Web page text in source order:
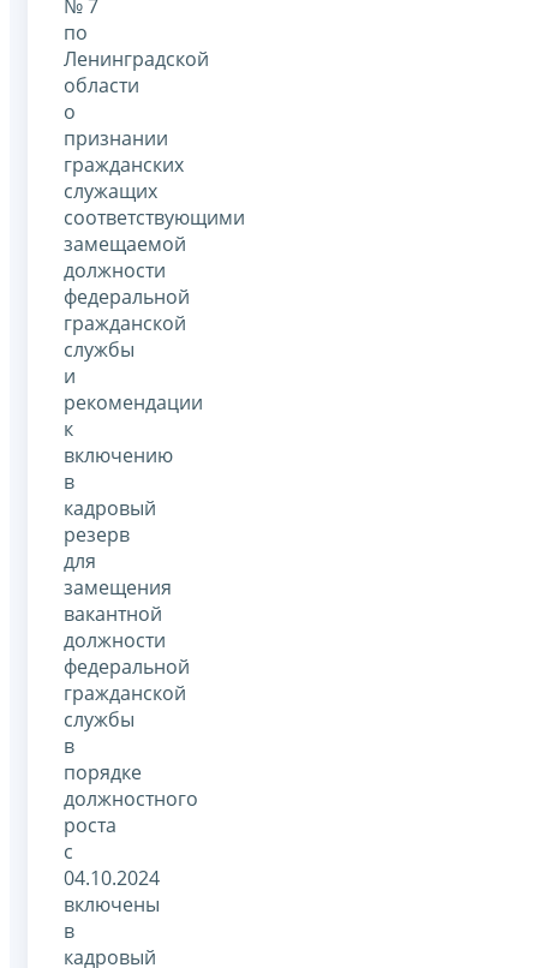
№ 7
по
Ленинградской
области
о
признании
гражданских
служащих
соответствующими
замещаемой
должности
федеральной
гражданской
службы
и
рекомендации
к
включению
в
кадровый
резерв
для
замещения
вакантной
должности
федеральной
гражданской
службы
в
порядке
должностного
роста
с
04.10.2024
включены
в
кадровый